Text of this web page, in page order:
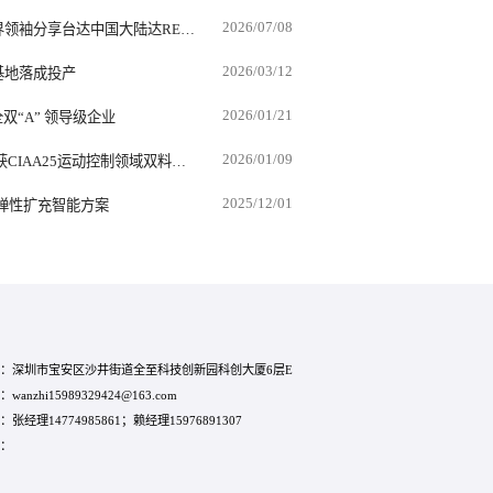
台达55周年“前行共好论坛”汇聚业界领袖分享台达中国大陆达RE100经验推出可持续发展咨询服务 2026/07/08
落成投产 2026/03/12
“A” 领导级企业 2026/01/21
技术创新引领行业高效转型 台达斩获CIAA25运动控制领域双料大奖 2026/01/09
性扩充智能方案 2025/12/01
深圳市宝安区沙井街道全至科技创新园科创大厦6层E
wanzhi15989329424@163.com
张经理14774985861；赖经理15976891307